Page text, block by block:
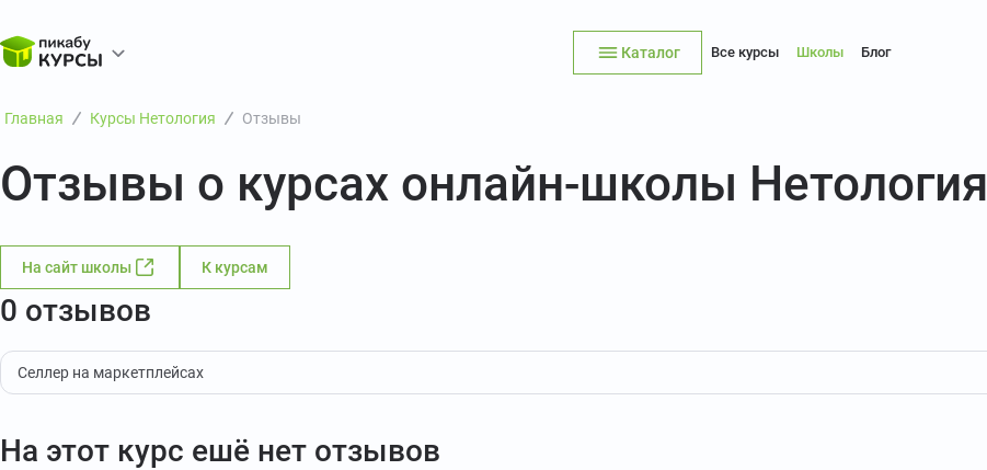
Каталог Все курсы Школы Блог
Главная Курсы Нетология Отзывы
Отзывы о курсах онлайн-школы Нетология
На сайт школы К курсам
0 отзывов
Селлер на маркетплейсах
На этот курс ешё нет отзывов